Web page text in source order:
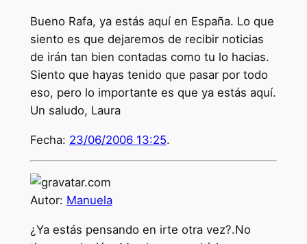
Bueno Rafa, ya estás aquí en España. Lo que
siento es que dejaremos de recibir noticias
de irán tan bien contadas como tu lo hacias.
Siento que hayas tenido que pasar por todo
eso, pero lo importante es que ya estás aquí.
Un saludo, Laura
Fecha: 23/06/2006 13:25.
Autor: Manuela
¿Ya estás pensando en irte otra vez?.No